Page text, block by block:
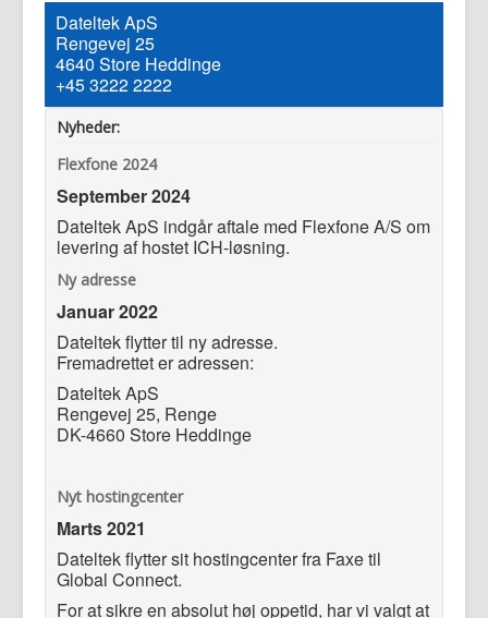
WEB-mail
Dateltek ApS
Rengevej 25
4640 Store Heddinge
+45 3222 2222
Nyheder:
Flexfone 2024
September 2024
Dateltek ApS indgår aftale med Flexfone A/S om
levering af hostet ICH-løsning.
Ny adresse
Januar 2022
Dateltek flytter til ny adresse.
Fremadrettet er adressen:
Dateltek ApS
Rengevej 25, Renge
DK-4660 Store Heddinge
Nyt hostingcenter
Marts 2021
Dateltek flytter sit hostingcenter fra Faxe til
Global Connect.
For at sikre en absolut høj oppetid, har vi valgt at